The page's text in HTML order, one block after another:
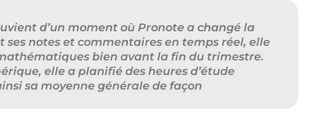
d’un moment où Pronote a changé la
ses notes et commentaires en temps réel, elle
bien avant la fin du trimestre.
elle a planifié des heures d’étude
sa moyenne générale de façon